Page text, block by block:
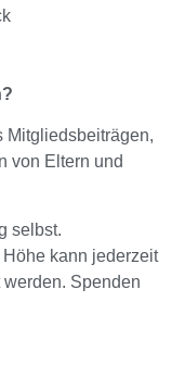
Mitgliedsbeiträgen,
von Eltern und
selbst.
kann jederzeit
Spenden